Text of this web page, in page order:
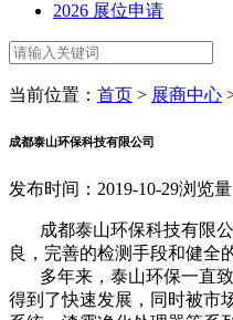
2026 展位申请
当前位置： 首页 > 展商中心
成都泰山环保科技有限公司
发布时间：2019-10-29浏览
成都泰山环保科技有限公
良，完善的检测手段和健全
多年来，泰山环保一直
得到了快速发展，同时被市